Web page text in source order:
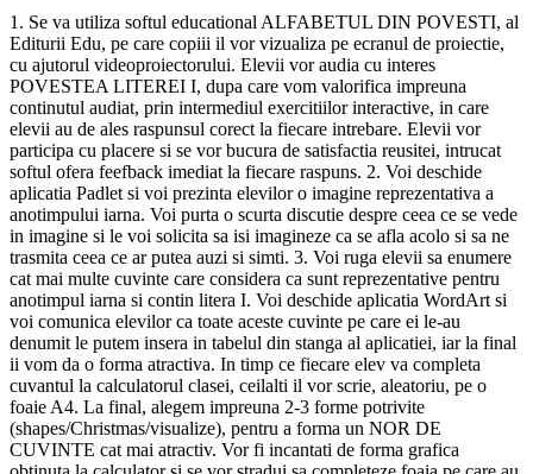
1. Se va utiliza softul educational ALFABETUL DIN POVESTI, al
Editurii Edu, pe care copiii il vor vizualiza pe ecranul de proiectie,
cu ajutorul videoproiectorului. Elevii vor audia cu interes
POVESTEA LITEREI I, dupa care vom valorifica impreuna
continutul audiat, prin intermediul exercitiilor interactive, in care
elevii au de ales raspunsul corect la fiecare intrebare. Elevii vor
participa cu placere si se vor bucura de satisfactia reusitei, intrucat
softul ofera feefback imediat la fiecare raspuns. 2. Voi deschide
aplicatia Padlet si voi prezinta elevilor o imagine reprezentativa a
anotimpului iarna. Voi purta o scurta discutie despre ceea ce se vede
in imagine si le voi solicita sa isi imagineze ca se afla acolo si sa ne
trasmita ceea ce ar putea auzi si simti. 3. Voi ruga elevii sa enumere
cat mai multe cuvinte care considera ca sunt reprezentative pentru
anotimpul iarna si contin litera I. Voi deschide aplicatia WordArt si
voi comunica elevilor ca toate aceste cuvinte pe care ei le-au
denumit le putem insera in tabelul din stanga al aplicatiei, iar la final
ii vom da o forma atractiva. In timp ce fiecare elev va completa
cuvantul la calculatorul clasei, ceilalti il vor scrie, aleatoriu, pe o
foaie A4. La final, alegem impreuna 2-3 forme potrivite
(shapes/Christmas/visualize), pentru a forma un NOR DE
CUVINTE cat mai atractiv. Vor fi incantati de forma grafica